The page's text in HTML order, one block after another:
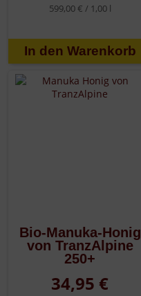
599,00 € / 1,00 l
Bio-Manuka-Honig
von TranzAlpine
250+
34,95 €